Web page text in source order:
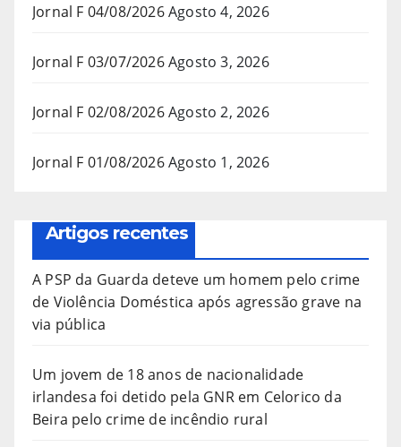
Jornal F 04/08/2026Agosto 4, 2026
Jornal F 03/07/2026Agosto 3, 2026
Jornal F 02/08/2026Agosto 2, 2026
Jornal F 01/08/2026Agosto 1, 2026
Artigos recentes
A PSP da Guarda deteve um homem pelo crime
de Violência Doméstica após agressão grave na
via pública
Um jovem de 18 anos de nacionalidade
irlandesa foi detido pela GNR em Celorico da
Beira pelo crime de incêndio rural